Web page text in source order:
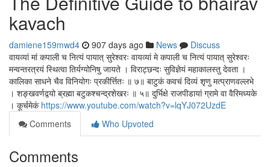
kavach
damiene159mwd4 907 days ago News
Discuss
वायव्यां मां कपाली च नित्यं पायात् सुरेश्वरः वायव्यां मे कपाली च नित्यं पायात् सुरेश्वरः
मन्वन्तरत्रयं स्थित्वा तिर्यग्योनिषु जायते । विराट्छन्दः सुविज्ञेयं महाकालस्तु देवता ।
कालिका साधने चैव विनियोगः प्रकीर्त्तितः ॥ ७॥ बाटुकं कवचं दिव्यं शृणु मत्प्राणवल्लभे
। शङ्खवर्णद्वयो ब्रह्मा बटुकश्चन्द्रशेखरः ॥ ५॥ दुर्भिक्षे राजपीडायां ग्रामे वा वैरिमध्यके
। कूर्चमेकं https://www.youtube.com/watch?v=lqYJ072UzdE
Comments
Who Upvoted
Comments